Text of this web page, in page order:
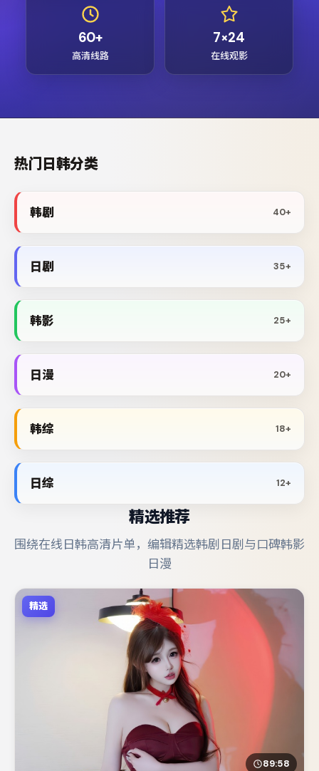
60+
高清线路
7×24
在线观影
热门日韩分类
韩剧 40+
日剧 35+
韩影 25+
日漫 20+
韩综 18+
日综 12+
精选推荐
围绕在线日韩高清片单，编辑精选韩剧日剧与口碑韩影
日漫
精选
89:58